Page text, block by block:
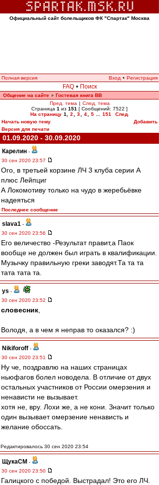
Официальный сайт болельщиков ФК "Спартак" Москва
Полная версия Вход • Регистрация
FAQ • Поиск
Общение на сайте » Гостевая книга ВВ
Пред. тема | След. тема
Страница 1 из 151 [ Сообщений: 7522 ]
На страницу 1 2 3 4 5 151
След.
Начать новую тему
Добавить
Версия для печати
01.09.2020 - 30.09.2020
Карелин -
30 сен 2020 23:57
Ого, в третьей корзине ЛЧ 3 клуба серии А
плюс Лейпциг
А Локомотиву только на чудо в жеребьёвке
надеяться
Последнее сообщение
slava1 -
30 сен 2020 23:56
Его величество -Результат правит,а Паок
вообще не должен был играть в квалификации.
Музычку правильную греки заводят.Та та та
тата тата та.
ys -
30 сен 2020 23:52
словесник
Володя, а в чем я неправ то оказался? :)
Nikiforoff -
30 сен 2020 23:51
Ну че, поздравлю на наших страницах
ньюфагов болел новодела. В отличие от двух
остальных участников от России омерзения и
ненависти не вызывает.
хотя не, вру. Лохи же, а не кони. Значит только
один вызывает омерзение ненависть и
желание обоссать.
Редактировалось 30 сен 2020 23:54
ЩукаСМ -
30 сен 2020 23:50
Галицкого с победой. Выстрадал! Это его ЛЧ.